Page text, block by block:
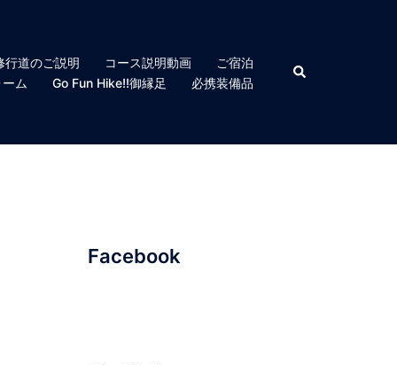
行道のご説明 コース説明動画
ご宿泊
ム
Go Fun Hike!!御縁足 必携装備品
検
索
Facebook